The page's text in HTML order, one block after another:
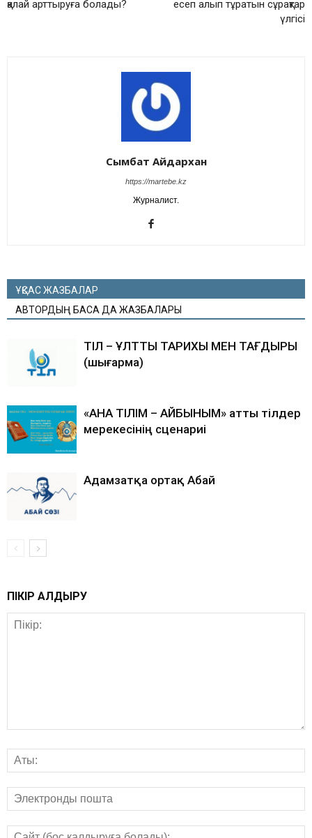
қалай арттыруға болады?
есеп алып тұратын сұрақтар
үлгісі
Сымбат Айдархан
https://martebe.kz
Журналист.
ҰҚСАС ЖАЗБАЛАР
АВТОРДЫҢ БАСҚА ДА ЖАЗБАЛАРЫ
ТІЛ – ҰЛТТЫҢ ТАРИХЫ МЕН ТАҒДЫРЫ
(шығарма)
«АНА ТІЛІМ – АЙБЫНЫМ» атты тілдер
мерекесінің сценариі
Адамзатқа ортақ Абай
ПІКІР ҚАЛДЫРУ